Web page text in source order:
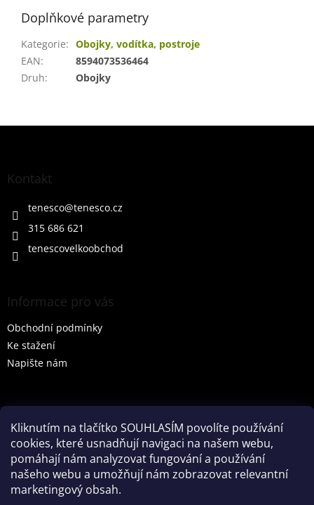
Kliknutím na tlačítko SOUHLASÍM povolíte používání
cookies, které usnadňují navigaci na našem webu,
pomáhají nám analyzovat fungování a používání
našeho webu a umožňují nám zobrazovat relevantní
marketingový obsah.
Doplňkové parametry
Kategorie: Obojky, vodítka, postroje
EAN:
8594073536464
Druh: Obojky
Z
Kontakt
tenesco@tenesco.cz
315 686 621
tenescovelkoobchod
Informace pro vás
Obchodní podmínky
Ke stažení
Napište nám
HLEDAT